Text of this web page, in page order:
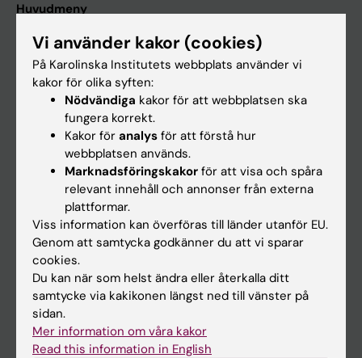
Huvudmeny
Utbildning
Forskarutbildning
Forskning
På gång
Kalender
Student
Ladok
Canvas
Schema
Vi använder kakor (cookies)
På Karolinska Institutets webbplats använder vi
kakor för olika syften:
Nödvändiga kakor för att webbplatsen ska
fungera korrekt.
Kakor för analys för att förstå hur
webbplatsen används.
Marknadsföringskakor för att visa och spåra
relevant innehåll och annonser från externa
plattformar.
Viss information kan överföras till länder utanför EU.
Genom att samtycka godkänner du att vi sparar
cookies.
Du kan när som helst ändra eller återkalla ditt
samtycke via kakikonen längst ned till vänster på
sidan.
Mer information om våra kakor
Read this information in English